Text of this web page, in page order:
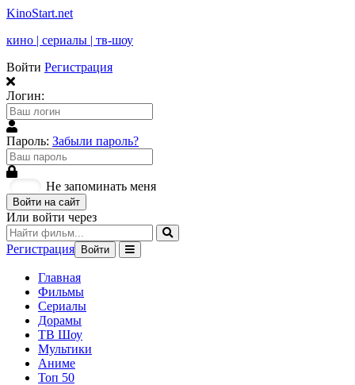
KinoStart.net
кино | сериалы | тв-шоу
Войти Регистрация
Логин:
Пароль: Забыли пароль?
Не запоминать меня
Войти на сайт
Или войти через
Регистрация Войти
Главная
Фильмы
Сериалы
Дорамы
ТВ Шоу
Мультики
Аниме
Топ 50